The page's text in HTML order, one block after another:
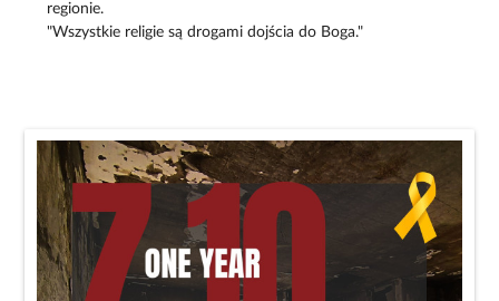
regionie.
"Wszystkie religie są drogami dojścia do Boga."